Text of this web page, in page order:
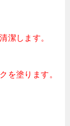
潔します。
を塗ります。